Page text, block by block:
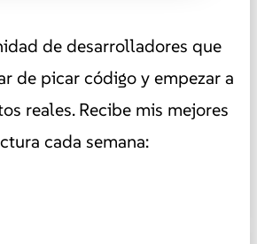
de desarrolladores que
de picar código y empezar a
reales. Recibe mis mejores
cada semana: